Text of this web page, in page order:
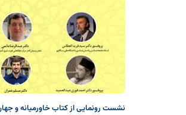
نشست رونمایی از کتاب خاورمیانه و